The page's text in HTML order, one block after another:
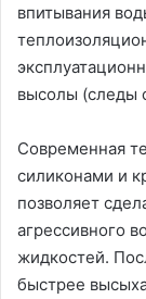
впитывания
высолы (следы
Современная
силиконами и
позволяет
агрессивного
жидкостей.
быстрее